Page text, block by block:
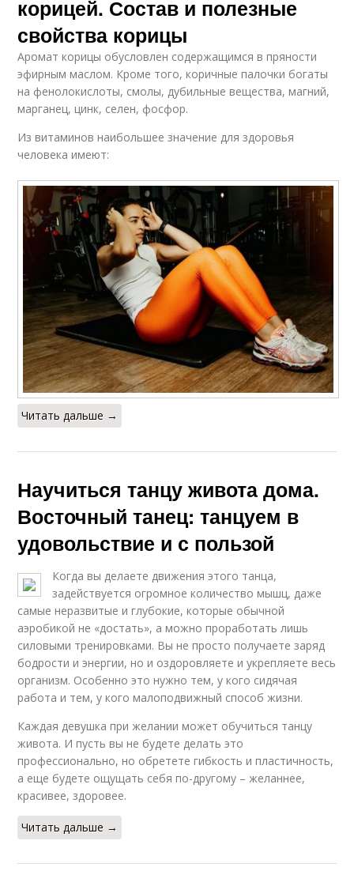
корицей. Состав и полезные
свойства корицы
Аромат корицы обусловлен содержащимся в пряности
эфирным маслом. Кроме того, коричные палочки богаты
на фенолокислоты, смолы, дубильные вещества, магний,
марганец, цинк, селен, фосфор.
Из витаминов наибольшее значение для здоровья
человека имеют:
Читать дальше →
Научиться танцу живота дома.
Восточный танец: танцуем в
удовольствие и с пользой
Когда вы делаете движения этого танца,
задействуется огромное количество мышц, даже
самые неразвитые и глубокие, которые обычной
аэробикой не «достать», а можно проработать лишь
силовыми тренировками. Вы не просто получаете заряд
бодрости и энергии, но и оздоровляете и укрепляете весь
организм. Особенно это нужно тем, у кого сидячая
работа и тем, у кого малоподвижный способ жизни.
Каждая девушка при желании может обучиться танцу
живота. И пусть вы не будете делать это
профессионально, но обретете гибкость и пластичность,
а еще будете ощущать себя по-другому – желаннее,
красивее, здоровее.
Читать дальше →